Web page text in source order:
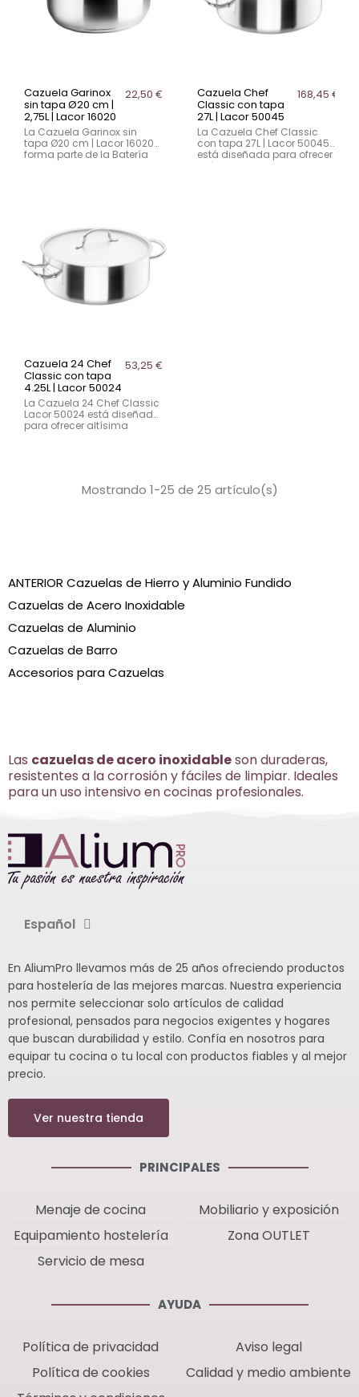
ANTERIOR Cazuelas de Hierro y Aluminio Fundido
Cazuelas de Acero Inoxidable
Cazuelas de Aluminio
Cazuelas de Barro
Accesorios para Cazuelas
Cazuela Garinox
sin tapa Ø20 cm |
2,75L | Lacor 16020
22,50 €
La Cazuela Garinox sin
tapa Ø20 cm | Lacor 16020
forma parte de la Batería
(incluida inducción y
horno). Nota: la tapa se
vende por separado.
Cazuela Chef
Classic con tapa
27L | Lacor 50045
168,45 €
La Cazuela Chef Classic
con tapa 27L | Lacor 50045
está diseñada para ofrecer
altísima calidad a los
Cazuela 24 Chef
Classic con tapa
4.25L | Lacor 50024
53,25 €
La Cazuela 24 Chef Classic
Lacor 50024 está diseñada
para ofrecer altísima
energético, ideal paraMostrando 1-25 de 25 artículo(s)
Las cazuelas de acero inoxidableson duraderas,
resistentes a la corrosión y fáciles de limpiar. Ideales
para un uso intensivo en cocinas profesionales.
Español
En AliumPro llevamos más de 25 años ofreciendo productos
para hostelería de las mejores marcas. Nuestra experiencia
nos permite seleccionar solo artículos de calidad
profesional, pensados para negocios exigentes y hogares
que buscan durabilidad y estilo. Confía en nosotros para
equipar tu cocina o tu local con productos fiables y al mejor
precio.
Ver nuestra tienda
PRINCIPALES
Menaje de cocina
Equipamiento hostelería
Servicio de mesa
Mobiliario y exposición
Zona OUTLET
AYUDA
Política de privacidad
Política de cookies
Aviso legal
Calidad y medio ambiente